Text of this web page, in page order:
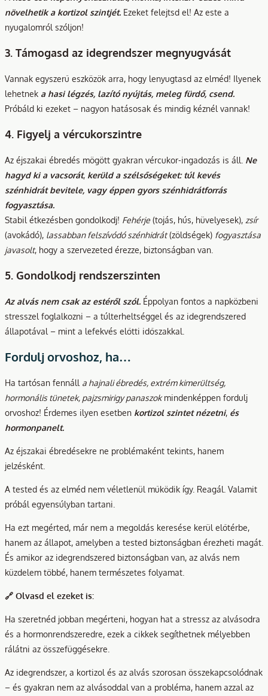
növelhetik a kortizol szintjét. Ezeket felejtsd el! Az este a
nyugalomról szóljon!
3. Támogasd az idegrendszer megnyugvását
Vannak egyszerű eszközök arra, hogy lenyugtasd az elméd! Ilyenek
lehetnek a hasi légzés, lazító nyújtás, meleg fürdő, csend.
Próbáld ki ezeket – nagyon hatásosak és mindig kéznél vannak!
4. Figyelj a vércukorszintre
Az éjszakai ébredés mögött gyakran vércukor-ingadozás is áll. Ne
hagyd ki a vacsorát, kerüld a szélsőségeket: túl kevés
szénhidrát bevitele, vagy éppen gyors szénhidrátforrás
fogyasztása.
Stabil étkezésben gondolkodj! Fehérje(tojás, hús, hüvelyesek), zsír
(avokádó), lassabban felszívódó szénhidrát(zöldségek) fogyasztása
javasolt, hogy a szervezeted érezze, biztonságban van.
5. Gondolkodj rendszerszinten
Az alvás nem csak az estéről szól. Éppolyan fontos a napközbeni
stresszel foglalkozni – a túlterheltséggel és az idegrendszered
állapotával – mint a lefekvés előtti időszakkal.
Fordulj orvoshoz, ha…
Ha tartósan fennáll a hajnali ébredés, extrém kimerültség,
hormonális tünetek, pajzsmirigy panaszokmindenképpen fordulj
orvoshoz! Érdemes ilyen esetben kortizol szintet nézetni, és
hormonpanelt.
Az éjszakai ébredésekre ne problémaként tekints, hanem
jelzésként.
A tested és az elméd nem véletlenül működik így. Reagál. Valamit
próbál egyensúlyban tartani.
Ha ezt megérted, már nem a megoldás keresése kerül előtérbe,
hanem az állapot, amelyben a tested biztonságban érezheti magát.
És amikor az idegrendszered biztonságban van, az alvás nem
küzdelem többé, hanem természetes folyamat.
🔗 Olvasd el ezeket is:
Ha szeretnéd jobban megérteni, hogyan hat a stressz az alvásodra
és a hormonrendszeredre, ezek a cikkek segíthetnek mélyebben
rálátni az összefüggésekre.
Az idegrendszer, a kortizol és az alvás szorosan összekapcsolódnak
– és gyakran nem az alvásoddal van a probléma, hanem azzal az